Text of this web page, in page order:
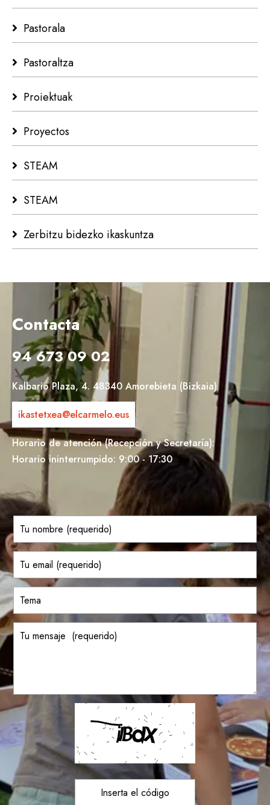
Pastorala
Pastoraltza
Proiektuak
Proyectos
STEAM
STEAM
Zerbitzu bidezko ikaskuntza
Contacta
94 673 09 02
Kalbario Plaza, 4. 48340 Amorebieta (Bizkaia)
ikastetxea@elcarmelo.eus
Horario de atención (Recepción y Secretaría):
Horario ininterrumpido: 9:00 - 17:30